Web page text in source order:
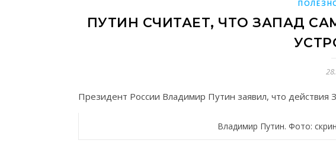
ПУТИН СЧИТАЕТ, ЧТО ЗАПАД
Президент России Владимир Путин заявил, что действия
Владимир Путин. Фото: